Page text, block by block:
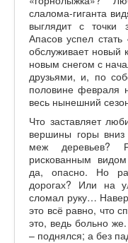
слалома-гиганта
выглядит с точки
Апасов успел
обслуживает
новым снегом с
друзьями, и, по
половине февраля
весь нынешний
Что заставляет
вершины горы
меж деревьев?
рискованным
да, опасно. Но
дорогах? Или на
сломал руку…
это всё равно, что
это, ведь больно
– поднялся; а без